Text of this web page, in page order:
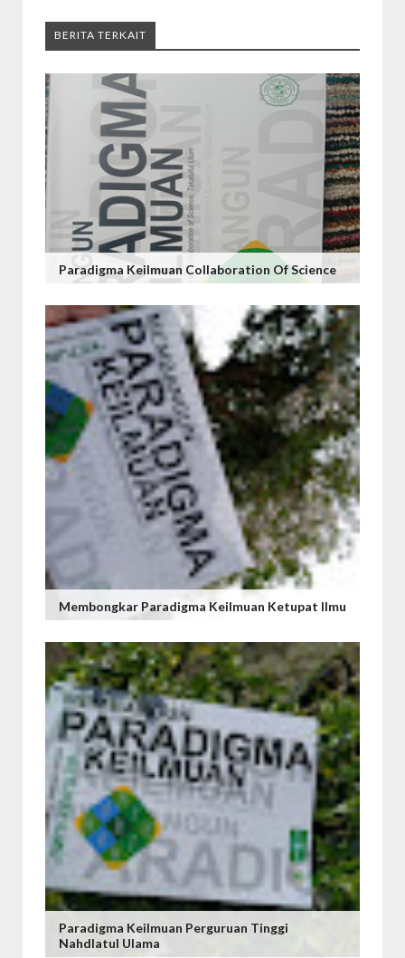
BERITA TERKAIT
Paradigma Keilmuan Collaboration Of Science
Membongkar Paradigma Keilmuan Ketupat Ilmu
Paradigma Keilmuan Perguruan Tinggi
Nahdlatul Ulama